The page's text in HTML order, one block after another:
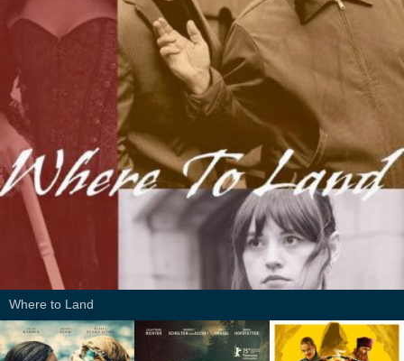
Where to Land